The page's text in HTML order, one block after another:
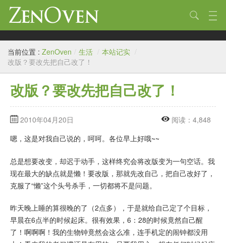
技术
生活
作品
归档
链接
关于
当前位置 : ZenOven / 生活 / 本站记实 /
改版？要改先把自己改了！
改版？要改先把自己改了！
2010年04月20日
阅读：4,848
嗯，这是对我自己说的，呵呵。各位早上好哦~~
总是想要改变，却迟于动手，这样终究会将改版变为一句空话。我
现在最大的缺点就是懒！要改版，那就先改自己，把自己改好了，
克服了“懒”这个头号杀手，一切都将不是问题。
昨天晚上睡的算很晚的了（2点多），于是就给自己定了个目标，
早晨在6点半的时候起床。很有效果，6：28的时候竟然自己醒
了！啊啊啊！我的生物钟竟然会这么准，连手机定的闹钟都没用